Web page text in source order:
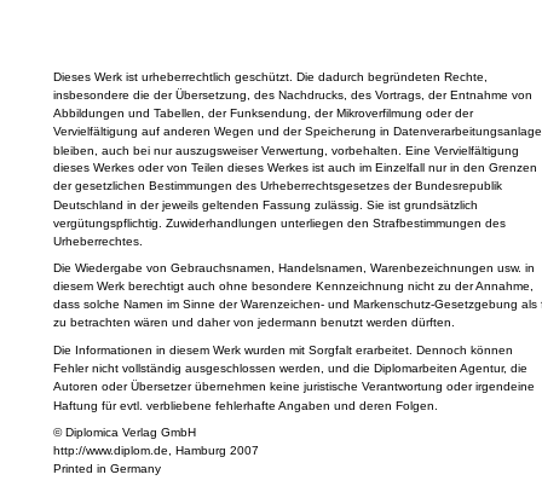
Dieses Werk ist urheberrechtlich geschützt. Die dadurch begründeten Rechte,
insbesondere die der Übersetzung, des Nachdrucks, des Vortrags, der Entnahme von
Abbildungen und Tabellen, der Funksendung, der Mikroverfilmung oder der
Vervielfältigung auf anderen Wegen und der Speicherung in
bleiben, auch bei nur auszugsweiser Verwertung, vorbehalten. Eine Vervielfältigung
dieses Werkes oder von Teilen dieses Werkes ist auch im Einzelfall nur in den Grenzen
der gesetzlichen Bestimmungen des Urheberrechtsgesetzes der Bundesrepublik
Deutschland in der jeweils geltenden Fassung zulässig. Sie ist grundsätzlich
vergütungspflichtig. Zuwiderhandlungen unterliegen den Strafbestimmungen des
Urheberrechtes.
Die Wiedergabe von Gebrauchsnamen, Handelsnamen, Warenbezeichnungen usw. in
diesem Werk berechtigt auch ohne besondere Kennzeichnung nicht zu der Annahme,
dass solche Namen im Sinne der Warenzeichen- und Markenschutz-Gesetzgebung als
zu betrachten wären und daher von jedermann benutzt werden dürften.
Die Informationen in diesem Werk wurden mit Sorgfalt erarbeitet. Dennoch können
Fehler nicht vollständig ausgeschlossen werden, und die Diplomarbeiten Agentur, die
Autoren oder Übersetzer übernehmen keine juristische Verantwortung oder irgendeine
Haftung für evtl. verbliebene fehlerhafte Angaben und deren Folgen.
© Diplomica Verlag GmbH
http://www.diplom.de, Hamburg 2007
Printed in Germany